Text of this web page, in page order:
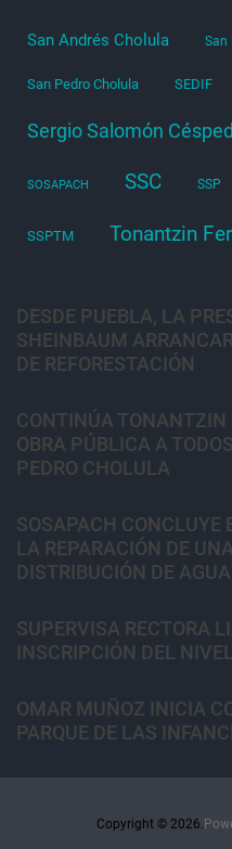
San Andrés Cholula San
San Pedro Cholula SEDIF
Sergio Salomón
SOSAPACH SSC SSP
SSPTM Tonantzin
DESDE PUEBLA, LA
SHEINBAUM
DE REFORESTACIÓN
CONTINÚA TONANTZIN
OBRA PÚBLICA A
PEDRO CHOLULA
SOSAPACH CONCLUYE
LA REPARACIÓN DE
DISTRIBUCIÓN DE
SUPERVISA RECTORA
INSCRIPCIÓN DEL
OMAR MUÑOZ INICIA
PARQUE DE LAS
Copyright © 2026.